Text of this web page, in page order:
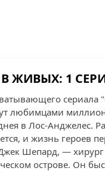
ЖИВЫХ: 1
сериала
любимцами
в Лос-Анджелес.
и жизнь героев
Шепард, —
острове. Он